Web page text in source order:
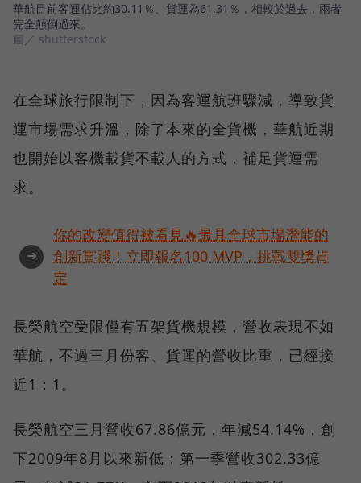
華航目前客運佔比約30.11％、貨運為61.31％，相較於過去，兩者
完全顛倒過來。
圖／ shutterstock
在全球旅行限制下，因為客運航班驟減，導致貨
運市場需求升溫，除了本來的全貨機，華航近期
也開始以客機載貨不載人的方式，補足貨運需
求。
➜
你的改變值得被看見🔥最具全球市場潛能的
創新實踐！立即報名100 MVP，挑戰雙獎肯
定
長榮航空受限僅有五架貨機規模，營收表現不如
華航，不過三月份客、貨運的營收比重，已經接
近1：1。
長榮航空三月營收67.86億元，年減54.14%，創
下2009年8月以來新低；第一季營收302.33億